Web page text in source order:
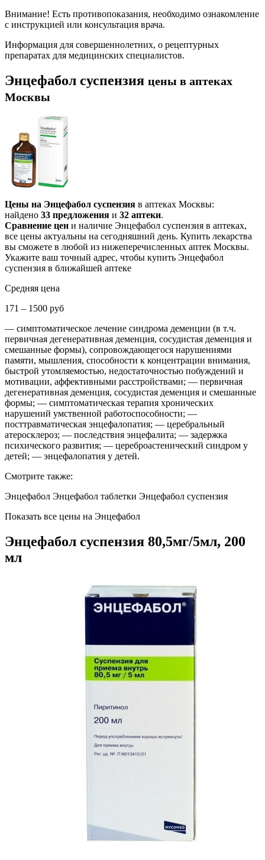
Внимание! Есть противопоказания, необходимо ознакомление
с инструкцией или консультация врача.
Информация для совершеннолетних, о рецептурных
препаратах для медицинских специалистов.
Энцефабол суспензия цены в аптеках
Москвы
Цены на Энцефабол суспензия в аптеках Москвы:
найдено 33 предложения и 32 аптеки.
Сравнение цен и наличие Энцефабол суспензия в аптеках,
все цены актуальны на сегодняшний день. Купить лекарства
вы сможете в любой из нижеперечисленных аптек Москвы.
Укажите ваш точный адрес, чтобы купить Энцефабол
суспензия в ближайшей аптеке
Средняя цена
171 – 1500 руб
— симптоматическое лечение синдрома деменции (в т.ч.
первичная дегенеративная деменция, сосудистая деменция и
смешанные формы), сопровождающегося нарушениями
памяти, мышления, способности к концентрации внимания,
быстрой утомляемостью, недостаточностью побуждений и
мотивации, аффективными расстройствами; — первичная
дегенеративная деменция, сосудистая деменция и смешанные
формы; — симптоматическая терапия хронических
нарушений умственной работоспособности; —
посттравматическая энцефалопатия; — церебральный
атеросклероз; — последствия энцефалита; — задержка
психического развития; — цереброастенический синдром у
детей; — энцефалопатия у детей.
Смотрите также:
Энцефабол Энцефабол таблетки Энцефабол суспензия
Показать все цены на Энцефабол
Энцефабол суспензия 80,5мг/5мл, 200
мл